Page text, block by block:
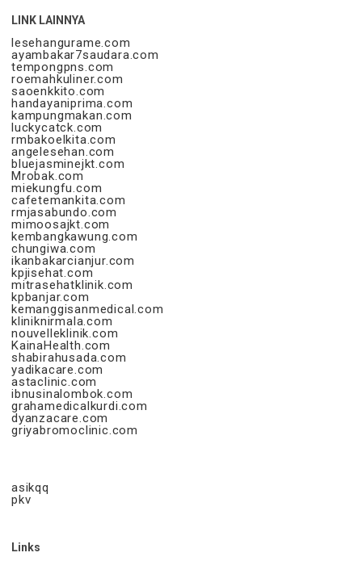
LINK LAINNYA
lesehangurame.com
ayambakar7saudara.com
tempongpns.com
roemahkuliner.com
saoenkkito.com
handayaniprima.com
kampungmakan.com
luckycatck.com
rmbakoelkita.com
angelesehan.com
bluejasminejkt.com
Mrobak.com
miekungfu.com
cafetemankita.com
rmjasabundo.com
mimoosajkt.com
kembangkawung.com
chungiwa.com
ikanbakarcianjur.com
kpjisehat.com
mitrasehatklinik.com
kpbanjar.com
kemanggisanmedical.com
kliniknirmala.com
nouvelleklinik.com
KainaHealth.com
shabirahusada.com
yadikacare.com
astaclinic.com
ibnusinalombok.com
grahamedicalkurdi.com
dyanzacare.com
griyabromoclinic.com
asikqq
pkv
Links